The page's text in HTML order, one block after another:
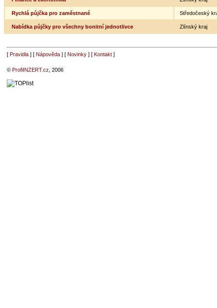
Rychlá půjčka pro zaměstnané Středočeský
Nabídka půjčky pro všechny bonitní jednotlivce Zlínský kraj
[ Pravidla] [ Nápověda] [ Novinky] [ Kontakt]
© ProfiINZERT.cz, 2006